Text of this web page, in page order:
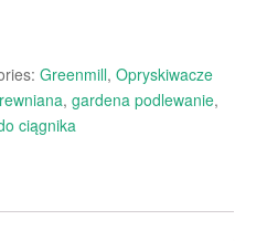
Greenmill, Opryskiwacze
, gardena podlewanie,
ciągnika